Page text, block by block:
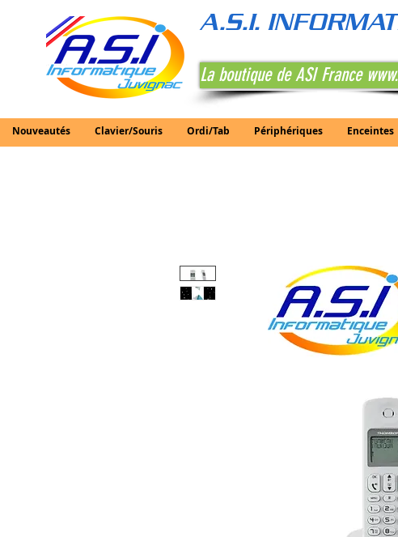
Nouveautés Clavier/Souris Ordi/Tab Périphériques Enceintes
A.S.I.
La boutique de ASI France